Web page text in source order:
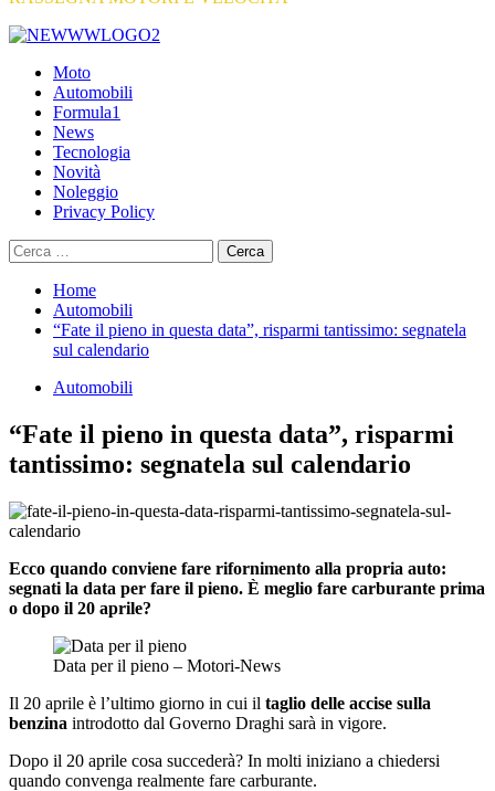
Primary
Moto
Automobili
Formula1
News
Tecnologia
Novità
Noleggio
Privacy Policy
Ricerca
per:
Home
Automobili
“Fate il pieno in questa data”, risparmi tantissimo: segnatela
sul calendario
Automobili
“Fate il pieno in questa data”, risparmi
tantissimo: segnatela sul calendario
Ecco quando conviene fare rifornimento alla propria auto:
segnati la data per fare il pieno. È meglio fare carburante prima
o dopo il 20 aprile?
Data per il pieno – Motori-News
Il 20 aprile è l’ultimo giorno in cui il taglio delle accise sulla
benzina introdotto dal Governo Draghi sarà in vigore.
Dopo il 20 aprile cosa succederà? In molti iniziano a chiedersi
quando convenga realmente fare carburante.